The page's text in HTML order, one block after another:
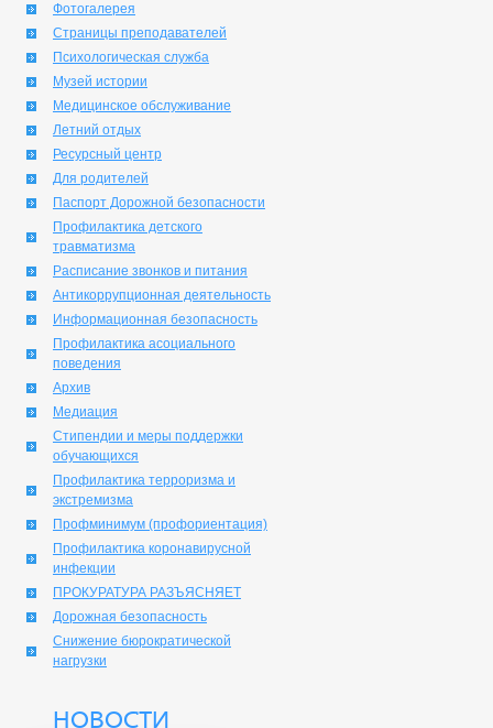
Фотогалерея
Страницы преподавателей
Психологическая служба
Музей истории
Медицинское обслуживание
Летний отдых
Ресурсный центр
Для родителей
Паспорт Дорожной безопасности
Профилактика детского
травматизма
Расписание звонков и питания
Антикоррупционная деятельность
Информационная безопасность
Профилактика асоциального
поведения
Архив
Медиация
Стипендии и меры поддержки
обучающихся
Профилактика терроризма и
экстремизма
Профминимум (профориентация)
Профилактика коронавирусной
инфекции
ПРОКУРАТУРА РАЗЪЯСНЯЕТ
Дорожная безопасность
Снижение бюрократической
нагрузки
НОВОСТИ